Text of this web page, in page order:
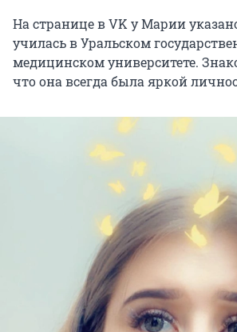
На странице в VK у Марии
училась в Уральском
медицинском университете.
что она всегда была яркой